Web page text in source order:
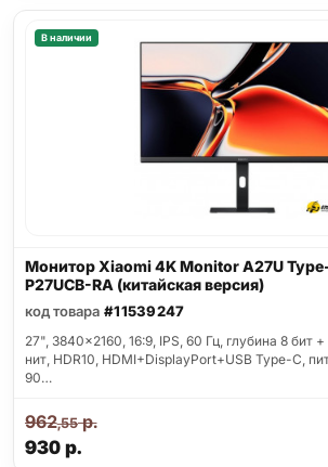
В наличии
Монитор Xiaomi 4K Monitor A27U
P27UCB-RA (китайская версия)
код товара #11539247
27", 3840x2160, 16:9, IPS, 60 Гц, глубина 8 бит
нит, HDR10, HDMI+DisplayPort+USB Type-C,
90…
930р.
962,55р.